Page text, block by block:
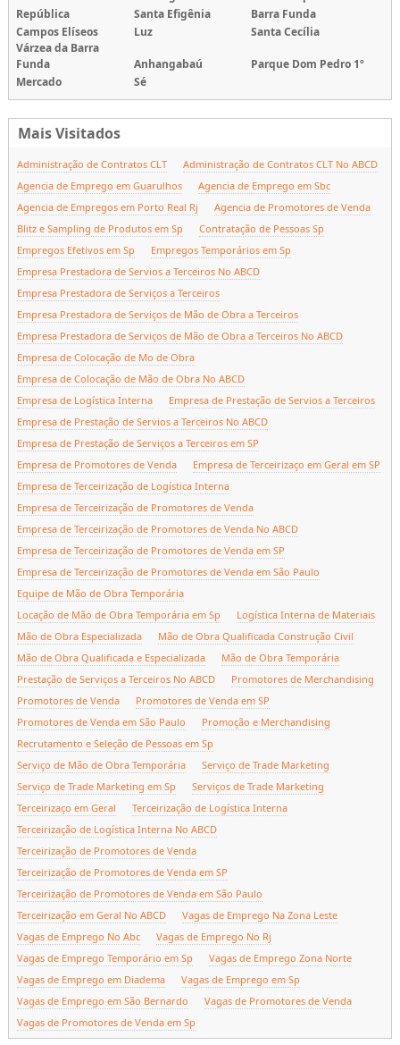
República
Santa Efigênia
Barra Funda
Campos Elíseos
Luz
Santa Cecília
Várzea da Barra
Funda
Anhangabaú
Parque Dom Pedro 1º
Mercado
Sé
Mais Visitados
Administração de Contratos CLT
Administração de Contratos CLT No ABCD
Agencia de Emprego em Guarulhos
Agencia de Emprego em Sbc
Agencia de Empregos em Porto Real Rj
Agencia de Promotores de Venda
Blitz e Sampling de Produtos em Sp
Contratação de Pessoas Sp
Empregos Efetivos em Sp
Empregos Temporários em Sp
Empresa Prestadora de Servios a Terceiros No ABCD
Empresa Prestadora de Serviços a Terceiros
Empresa Prestadora de Serviços de Mão de Obra a Terceiros
Empresa Prestadora de Serviços de Mão de Obra a Terceiros No ABCD
Empresa de Colocação de Mo de Obra
Empresa de Colocação de Mão de Obra No ABCD
Empresa de Logística Interna
Empresa de Prestação de Servios a Terceiros
Empresa de Prestação de Servios a Terceiros No ABCD
Empresa de Prestação de Serviços a Terceiros em SP
Empresa de Promotores de Venda
Empresa de Terceirizaço em Geral em SP
Empresa de Terceirização de Logística Interna
Empresa de Terceirização de Promotores de Venda
Empresa de Terceirização de Promotores de Venda No ABCD
Empresa de Terceirização de Promotores de Venda em SP
Empresa de Terceirização de Promotores de Venda em São Paulo
Equipe de Mão de Obra Temporária
Locação de Mão de Obra Temporária em Sp
Logística Interna de Materiais
Mão de Obra Especializada
Mão de Obra Qualificada Construção Civil
Mão de Obra Qualificada e Especializada
Mão de Obra Temporária
Prestação de Serviços a Terceiros No ABCD
Promotores de Merchandising
Promotores de Venda
Promotores de Venda em SP
Promotores de Venda em São Paulo
Promoção e Merchandising
Recrutamento e Seleção de Pessoas em Sp
Serviço de Mão de Obra Temporária
Serviço de Trade Marketing
Serviço de Trade Marketing em Sp
Serviços de Trade Marketing
Terceirizaço em Geral
Terceirização de Logística Interna
Terceirização de Logística Interna No ABCD
Terceirização de Promotores de Venda
Terceirização de Promotores de Venda em SP
Terceirização de Promotores de Venda em São Paulo
Terceirização em Geral No ABCD
Vagas de Emprego Na Zona Leste
Vagas de Emprego No Abc
Vagas de Emprego No Rj
Vagas de Emprego Temporário em Sp
Vagas de Emprego Zona Norte
Vagas de Emprego em Diadema
Vagas de Emprego em Sp
Vagas de Emprego em São Bernardo
Vagas de Promotores de Venda
Vagas de Promotores de Venda em Sp